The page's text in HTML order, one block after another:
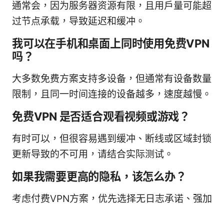
通常会，因为服务器资源有限，且用户量可能超
过节点承载，导致延迟和缓冲。
我可以在手机和桌面上同时使用免费VPN
吗？
大多数免费方案支持多设备，但通常有设备数量
限制，且同一时间连接的设备越多，速度越慢。
免费VPN 是否适合观看视频或游戏？
有时可以，但很容易遇到缓冲、断线或区域封锁
更新导致的不可用，请结合实际测试。
如果我需要更高的隐私，该怎么办？
考虑付费VPN方案，优先选择无日志承诺、强加